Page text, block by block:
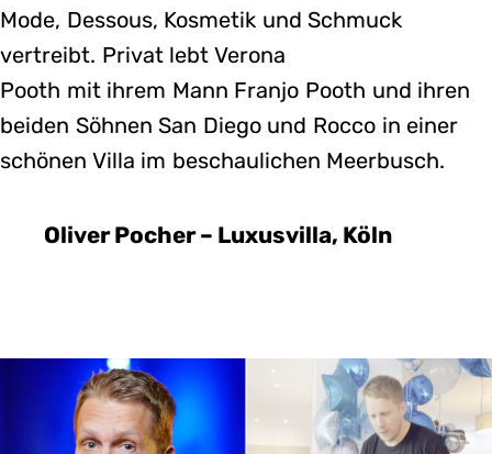
Mode, Dessous, Kosmetik und Schmuck
vertreibt. Privat lebt Verona
Pooth mit ihrem Mann Franjo Pooth und ihren
beiden Söhnen San Diego und Rocco in einer
schönen Villa im beschaulichen Meerbusch.
Oliver Pocher – Luxusvilla, Köln